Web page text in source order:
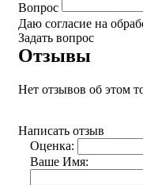
Вопрос
Даю согласие на
Задать вопрос
Отзывы
Нет отзывов об этом
Написать отзыв
Оценка:
Ваше Имя: